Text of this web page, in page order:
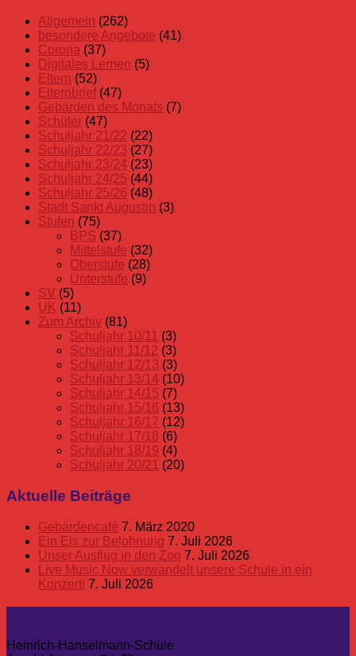
Allgemein (262)
besondere Angebote (41)
Corona (37)
Digitales Lernen (5)
Eltern (52)
Elternbrief(47)
Gebärden des Monats (7)
Schüler (47)
Schuljahr 21/22 (22)
Schuljahr 22/23 (27)
Schuljahr 23/24 (23)
Schuljahr 24/25 (44)
Schuljahr 25/26 (48)
Stadt Sankt Augustin (3)
Stufen (75)
BPS (37)
Mittelstufe (32)
Oberstufe (28)
Unterstufe (9)
SV (5)
UK (11)
Zum Archiv (81)
Schuljahr 10/11 (3)
Schuljahr 11/12 (3)
Schuljahr 12/13 (3)
Schuljahr 13/14 (10)
Schuljahr 14/15 (7)
Schuljahr 15/16 (13)
Schuljahr 16/17 (12)
Schuljahr 17/18 (6)
Schuljahr 18/19 (4)
Schuljahr 20/21 (20)
Aktuelle Beiträge
Gebärdencafé 7. März 2020
Ein Eis zur Belohnung 7. Juli 2026
Unser Ausflug in den Zoo 7. Juli 2026
Live Music Now verwandelt unsere Schule in ein
Konzert! 7. Juli 2026
Heinrich-Hanselmann-Schule